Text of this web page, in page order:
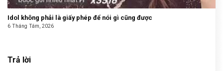
Idol không phải là giấy phép để nói gì cũng được
6 Tháng Tám, 2026
Trả lời